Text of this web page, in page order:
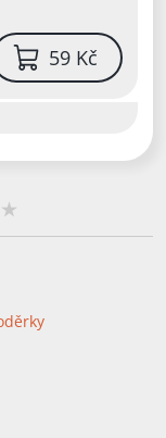
59 Kč